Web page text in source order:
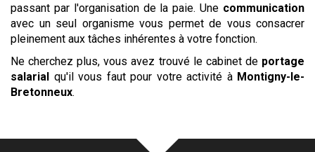
passant par l'organisation de la paie. Une communication
avec un seul organisme vous permet de vous consacrer
pleinement aux tâches inhérentes à votre fonction.
Ne cherchez plus, vous avez trouvé le cabinet de portage
salarial qu'il vous faut pour votre activité à Montigny-le-
Bretonneux.